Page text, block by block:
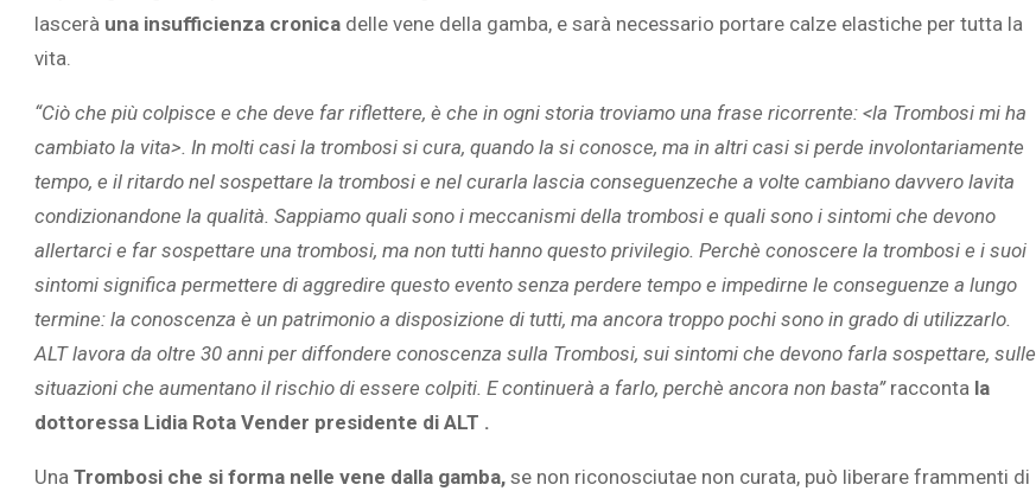
lascerà una insufficienza cronica delle vene della gamba, e sarà necessario portare calze elastiche per tutta la
vita.
“Ciò che più colpisce e che deve far riflettere, è che in ogni storia troviamo una frase ricorrente: <la Trombosi mi ha
cambiato la vita>. In molti casi la trombosi si cura, quando la si conosce, ma in altri casi si perde involontariamente
tempo, e il ritardo nel sospettare la trombosi e nel curarla lascia conseguenzeche a volte cambiano davvero lavita
condizionandone la qualità. Sappiamo quali sono i meccanismi della trombosi e quali sono i sintomi che devono
allertarci e far sospettare una trombosi, ma non tutti hanno questo privilegio. Perchè conoscere la trombosi e i suoi
sintomi significa permettere di aggredire questo evento senza perdere tempo e impedirne le conseguenze a lungo
termine: la conoscenza è un patrimonio a disposizione di tutti, ma ancora troppo pochi sono in grado di utilizzarlo.
ALT lavora da oltre 30 anni per diffondere conoscenza sulla Trombosi, sui sintomi che devono farla sospettare, sulle
situazioni che aumentano il rischio di essere colpiti. E continuerà a farlo, perchè ancora non basta”racconta la
dottoressa Lidia Rota Vender presidente di ALT .
Una Trombosi che si forma nelle vene dalla gamba, se non riconosciutae non curata, può liberare frammenti di